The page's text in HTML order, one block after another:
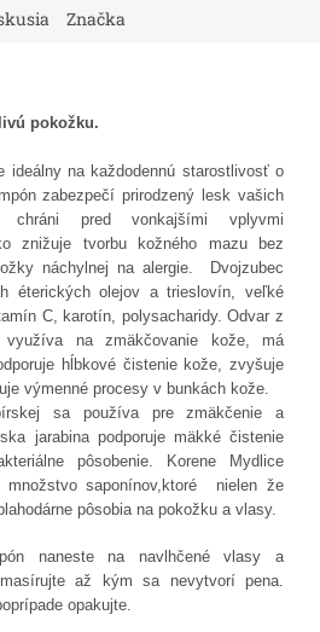
Značka
pokožku.
ideálny na každodennú starostlivosť o
zabezpečí prirodzený lesk vašich
pred vonkajšími vplyvmi
znižuje tvorbu kožného mazu bez
náchylnej na alergie. Dvojzubec
éterických olejov a trieslovín, veľké
C, karotín, polysacharidy. Odvar z
využíva na zmäkčovanie kože, má
hĺbkové čistenie kože, zvyšuje
výmenné procesy v bunkách kože.
sa používa pre zmäkčenie a
jarabina podporuje mäkké čistenie
pôsobenie. Korene Mydlice
množstvo saponínov,ktoré nielen že
pôsobia na pokožku a vlasy.
naneste na navlhčené vlasy a
až kým sa nevytvorí pena.
opakujte.